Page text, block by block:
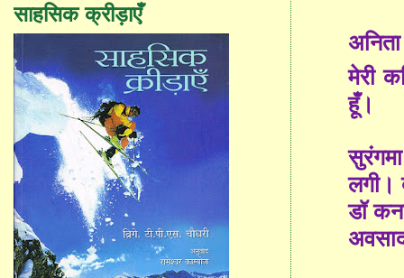
मेरी
हूँ।
लगी।
डॉ
साहसिक क्रीड़ाएँ